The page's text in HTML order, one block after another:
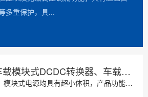
多重保护，具...
公司车载模块式DCDC转换器、车载单机式DCDC转换器批产供货，性价比高，欢迎新老客户垂询！
单机式、模块式电源均具有超小体积，产品功能强大，性能优越，输出具有恒流、恒压以及无级调压调流功能；具有过温自动降额、过流、短路等多重保护，具...